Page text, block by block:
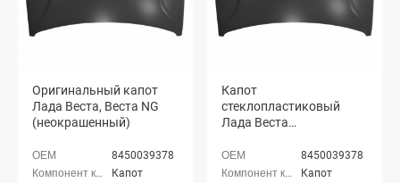
Оригинальный капот
Лада Веста, Веста NG
(неокрашенный)
8450039378
Капот
Капот
стеклопластиковый
Лада Веста
8450039378
Капот